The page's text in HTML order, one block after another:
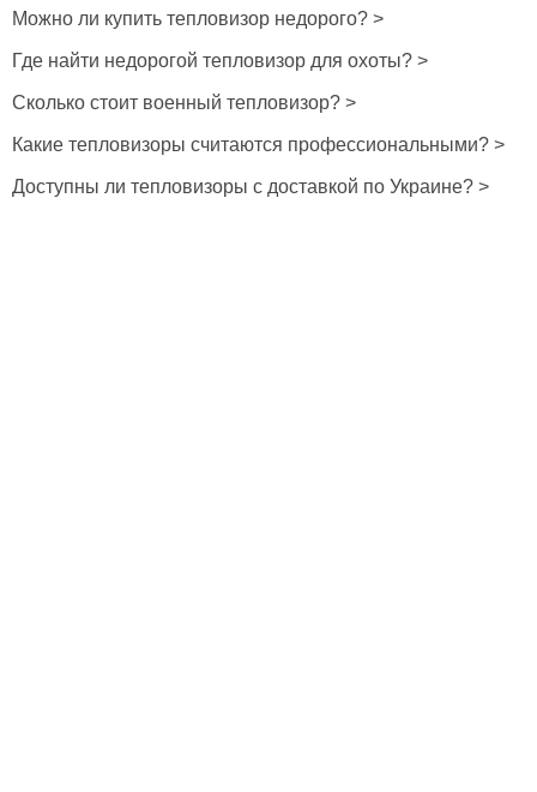
Можно ли купить тепловизор недорого? >
Где найти недорогой тепловизор для охоты? >
Сколько стоит военный тепловизор? >
Какие тепловизоры считаются профессиональными? >
Доступны ли тепловизоры с доставкой по Украине? >